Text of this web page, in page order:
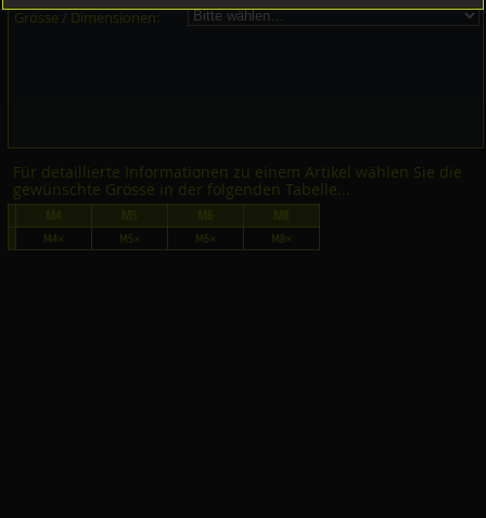
Grösse / Dimensionen:
Für detaillierte Informationen zu einem Artikel wählen Sie die
gewünschte Grösse in der folgenden Tabelle...
M4× M5× M6× M8×